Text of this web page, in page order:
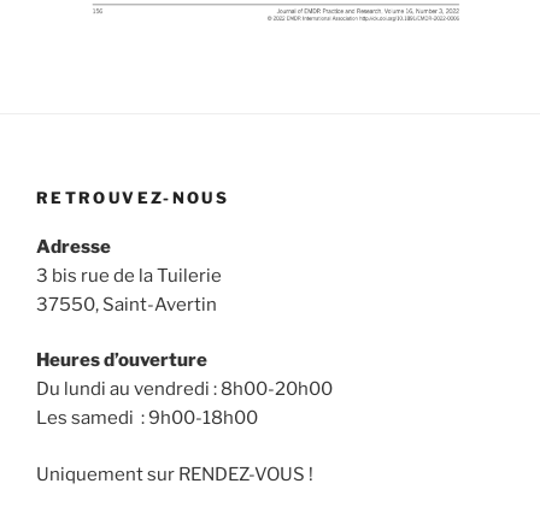
RETROUVEZ-NOUS
Adresse
3 bis rue de la Tuilerie
37550, Saint-Avertin
Heures d’ouverture
Du lundi au vendredi : 8h00-20h00
Les samedi : 9h00-18h00
Uniquement sur RENDEZ-VOUS !